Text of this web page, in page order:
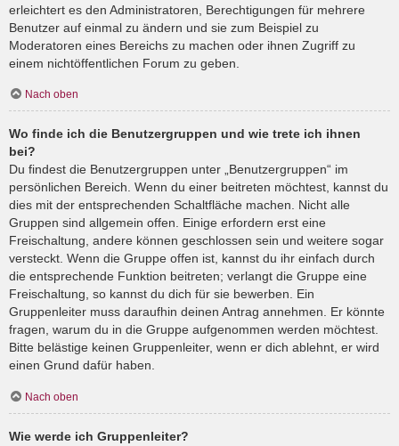
erleichtert es den Administratoren, Berechtigungen für mehrere
Benutzer auf einmal zu ändern und sie zum Beispiel zu
Moderatoren eines Bereichs zu machen oder ihnen Zugriff zu
einem nichtöffentlichen Forum zu geben.
Nach oben
Wo finde ich die Benutzergruppen und wie trete ich ihnen
bei?
Du findest die Benutzergruppen unter „Benutzergruppen“ im
persönlichen Bereich. Wenn du einer beitreten möchtest, kannst du
dies mit der entsprechenden Schaltfläche machen. Nicht alle
Gruppen sind allgemein offen. Einige erfordern erst eine
Freischaltung, andere können geschlossen sein und weitere sogar
versteckt. Wenn die Gruppe offen ist, kannst du ihr einfach durch
die entsprechende Funktion beitreten; verlangt die Gruppe eine
Freischaltung, so kannst du dich für sie bewerben. Ein
Gruppenleiter muss daraufhin deinen Antrag annehmen. Er könnte
fragen, warum du in die Gruppe aufgenommen werden möchtest.
Bitte belästige keinen Gruppenleiter, wenn er dich ablehnt, er wird
einen Grund dafür haben.
Nach oben
Wie werde ich Gruppenleiter?